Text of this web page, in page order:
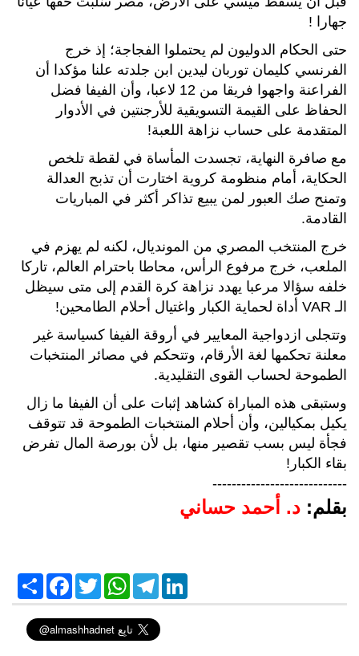
جهارا !
حتى الحكام الدوليون لم يحتملوا الفجاجة؛ إذ خرج
الفرنسي كليمان توربان ليدين ابن جلدته علنا مؤكدا أن
الفراعنة واجهوا فريقا من 12 لاعبا، وأن الفيفا فضل
الحفاظ على القيمة التسويقية للأرجنتين في الأدوار
المتقدمة على حساب نزاهة اللعبة!
مع صافرة النهاية، تجسدت المأساة في لقطة تلخص
الحكاية، أمام منظومة كروية اختارت أن تذبح العدالة
وتمنح صك العبور لمن يبيع تذاكر أكثر في المباريات
القادمة.
خرج المنتخب المصري من المونديال، لكنه لم يهزم في
الملعب، خرج مرفوع الرأس، محاطا باحترام العالم، تاركا
خلفه سؤالا مرعبا يهدد نزاهة كرة القدم إلى متى سيظل
الـ VAR أداة لحماية الكبار واغتيال أحلام الطامحين!
وتتجلى ازدواجية المعايير في أروقة الفيفا كسياسة غير
معلنة تحكمها لغة الأرقام، وتتحكم في مصائر المنتخبات
الطموحة لحساب القوى التقليدية.
وستبقى هذه المباراة كشاهد إثبات على أن الفيفا ما زال
يكيل بمكيالين، وأن أحلام المنتخبات الطموحة قد تتوقف
فجأة ليس بسب تقصير منها، بل لأن بورصة المال تفرض
بقاء الكبار!
----------------------------
بقلم: د. أحمد حساني
S
h
a
r
e
F
a
c
e
b
o
T
w
i
t
t
e
W
h
a
t
s
A
T
e
l
e
g
r
L
i
n